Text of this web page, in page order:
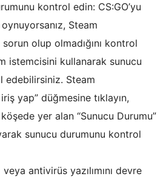
kontrol edin: CS:GO’yu
Steam
olup olmadığını kontrol
istemcisini kullanarak sunucu
edebilirsiniz. Steam
yap” düğmesine tıklayın,
yer alan “Sunucu Durumu”
sunucu durumunu kontrol
veya antivirüs yazılımını devre